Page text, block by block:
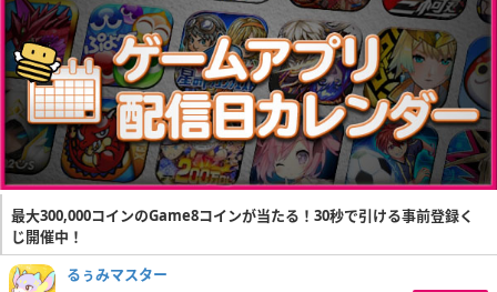
最大300,000コインのGame8コインが当たる！30秒で引ける事前登録く
じ開催中！
るぅみマスター